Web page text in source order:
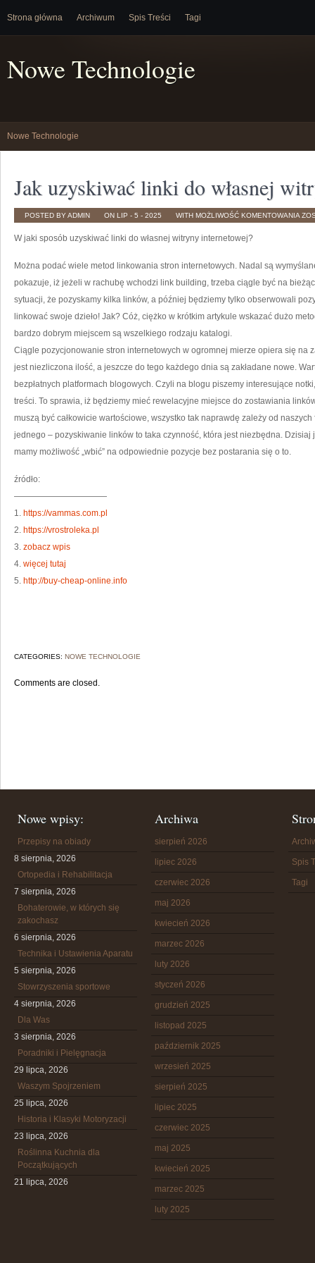
Strona główna Archiwum Spis Treści Tagi
Nowe Technologie
Nowe Technologie
Jak uzyskiwać linki do własnej
POSTED BY ADMIN ON LIP - 5 - 2025 WITH MOŻLIWOŚĆ KOMENTOWANIA JAK
W jaki sposób uzyskiwać linki do własnej witryny internetowej?
Można podać wiele metod linkowania stron internetowych. Nadal są
pokazuje, iż jeżeli w rachubę wchodzi link building, trzeba ciągle być na
sytuacji, że pozyskamy kilka linków, a później będziemy tylko obserwowali
linkować swoje dzieło! Jak? Cóż, ciężko w krótkim artykule wskazać dużo
bardzo dobrym miejscem są wszelkiego rodzaju katalogi.
Ciągle pozycjonowanie stron internetowych w ogromnej mierze opiera się na
jest niezliczona ilość, a jeszcze do tego każdego dnia są zakładane nowe.
bezpłatnych platformach blogowych. Czyli na blogu piszemy interesujące
treści. To sprawia, iż będziemy mieć rewelacyjne miejsce do zostawiania
muszą być całkowicie wartościowe, wszystko tak naprawdę zależy od
jednego – pozyskiwanie linków to taka czynność, która jest niezbędna. Dzisiaj
mamy możliwość „wbić” na odpowiednie pozycje bez postarania się o to.
źródło:
———————————
1. https://vammas.com.pl
2. https://vrostroleka.pl
3. zobacz wpis
4. więcej tutaj
5. http://buy-cheap-online.info
CATEGORIES: NOWE TECHNOLOGIE
Comments are closed.
Nowe wpisy:
Przepisy na obiady
8 sierpnia, 2026
Ortopedia i Rehabilitacja
7 sierpnia, 2026
Bohaterowie, w których się
zakochasz
6 sierpnia, 2026
Technika i Ustawienia Aparatu
5 sierpnia, 2026
Stowrzyszenia sportowe
4 sierpnia, 2026
Dla Was
3 sierpnia, 2026
Poradniki i Pielęgnacja
29 lipca, 2026
Waszym Spojrzeniem
25 lipca, 2026
Historia i Klasyki Motoryzacji
23 lipca, 2026
Roślinna Kuchnia dla
Początkujących
21 lipca, 2026
Archiwa
sierpień 2026
lipiec 2026
czerwiec 2026
maj 2026
kwiecień 2026
marzec 2026
luty 2026
styczeń 2026
grudzień 2025
listopad 2025
październik 2025
wrzesień 2025
sierpień 2025
lipiec 2025
czerwiec 2025
maj 2025
kwiecień 2025
marzec 2025
luty 2025
Spis
Tagi